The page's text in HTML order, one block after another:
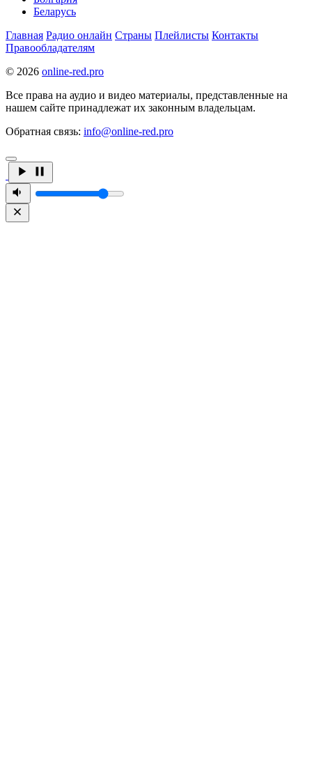
Беларусь
Главная Радио онлайн Страны Плейлисты Контакты
Правообладателям
© 2026 online-red.pro
Все права на аудио и видео материалы, представленные на
нашем сайте принадлежат их законным владельцам.
Обратная связь: info@online-red.pro